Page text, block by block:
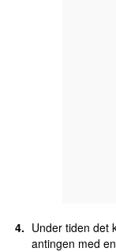
Under tiden det
antingen med